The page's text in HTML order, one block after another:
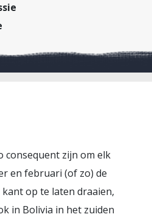
consequent zijn om elk
en februari (of zo) de
op te laten draaien,
in Bolivia in het zuiden